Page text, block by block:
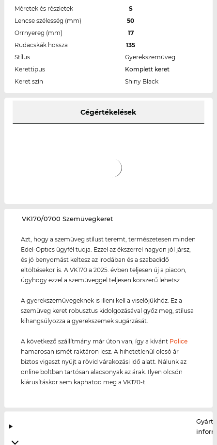
Méretek és részletek
S
Lencse szélesség (mm)
50
Orrnyereg (mm)
17
Rudacskák hossza
135
Stílus
Gyerekszemüveg
Kerettipus
Komplett keret
Keret szín
Shiny Black
Cégértékelések
‌VK170/0700 Szemüvegkeret
Azt, hogy a szemüveg stílust teremt, természetesen minden
Edel-Optics ügyfél tudja. Ezzel az ékszerrel nagyon jól jársz,
és jó benyomást keltesz az irodában és a szabadidő
eltöltésekor is. A VK170 a 2025. évben teljesen új a piacon,
úgyhogy ezzel a szemüveggel teljesen korszerű lehetsz.
A gyerekszemüvegeknek is illeni kell a viselőjükhöz. Ez a
szemüveg keret robusztus kidolgozásával győz meg, stílusa
kihangsúlyozza a gyerekszemek sugárzását.
A következő szállítmány már úton van, így a kívánt Police
hamarosan ismét raktáron lesz. A hihetetlenül olcsó ár
biztos vigaszt nyújt a rövid várakozási idő alatt. Nálunk az
online boltban tartósan alacsonyak az árak. Ilyen olcsón
kiárusításkor sem kaphatod meg a VK170-t.